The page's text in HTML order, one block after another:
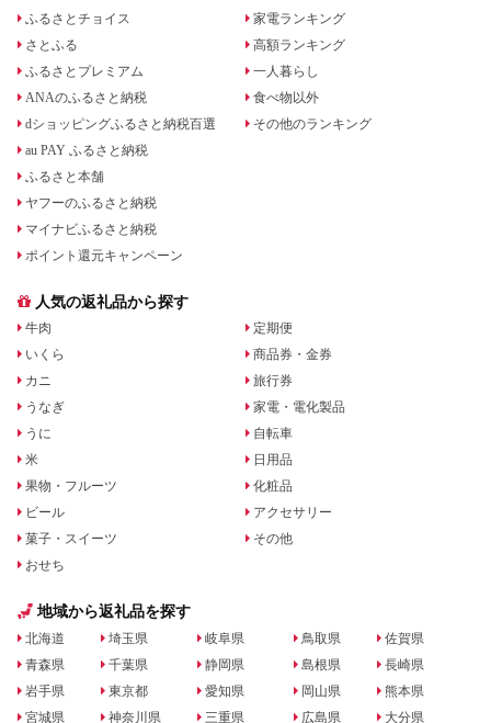
ふるさとチョイス
さとふる
ふるさとプレミアム
ANAのふるさと納税
dショッピングふるさと納税百選
au PAY ふるさと納税
ふるさと本舗
ヤフーのふるさと納税
マイナビふるさと納税
ポイント還元キャンペーン
家電ランキング
高額ランキング
一人暮らし
食べ物以外
その他のランキング
人気の返礼品から探す
牛肉
いくら
カニ
うなぎ
うに
米
果物・フルーツ
ビール
菓子・スイーツ
おせち
定期便
商品券・金券
旅行券
家電・電化製品
自転車
日用品
化粧品
アクセサリー
その他
地域から返礼品を探す
北海道
青森県
岩手県
宮城県
埼玉県
千葉県
東京都
神奈川県
岐阜県
静岡県
愛知県
三重県
鳥取県
島根県
岡山県
広島県
佐賀県
長崎県
熊本県
大分県